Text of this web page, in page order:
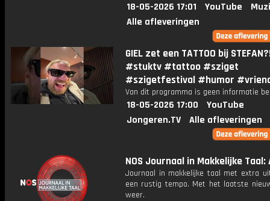
18-05-2026 17:01 YouTube
Alle afleveringen
GIEL zet een TATTOO bij
#stuktv #tattoo #sziget
#szigetfestival #humor
Van dit programma is geen informatie
18-05-2026 17:00
YouTube
Jongeren.TV
Alle afleveringen
NOS Journaal in Makkelijke
Journaal in makkelijke taal met extra
een rustig tempo. Met het laatste
weer.